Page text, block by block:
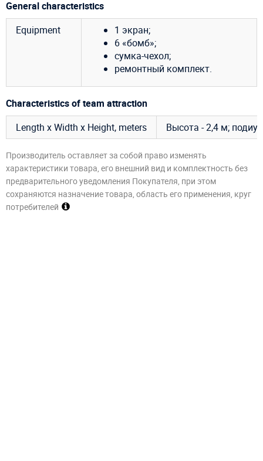
General characteristics
Equipment
1 экран;
6 «бомб»;
сумка-чехол;
ремонтный комплект.
Characteristics of team attraction
Length x Width x Height, meters
Высота - 2,4 м;
Производитель оставляет за собой право изменять
характеристики товара, его внешний вид и комплектность без
предварительного уведомления Покупателя, при этом
сохраняются назначение товара, область его применения, круг
потребителей